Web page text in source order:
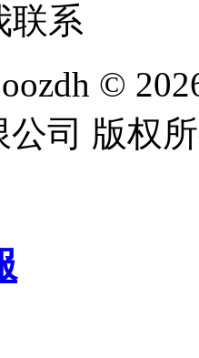
联系
©
公司 版权